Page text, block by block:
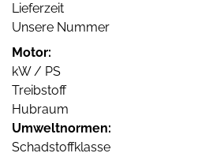
Lieferzeit
Unsere Nummer
Motor:
kW / PS
Treibstoff
Hubraum
Umweltnormen:
Schadstoffklasse